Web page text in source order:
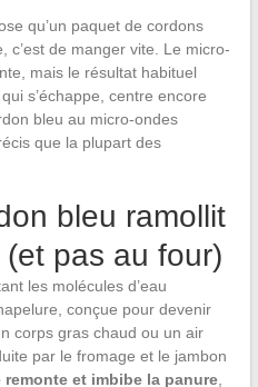
qu’un paquet de cordons
c’est de manger vite. Le micro-
mais le résultat habituel
s’échappe, centre encore
bleu au micro-ondes
que la plupart des
bleu ramollit
pas au four)
les molécules d’eau
conçue pour devenir
corps gras chaud ou un air
par le fromage et le jambon
remonte et imbibe la panure,